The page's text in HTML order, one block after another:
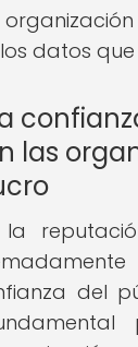
datos que
las
del